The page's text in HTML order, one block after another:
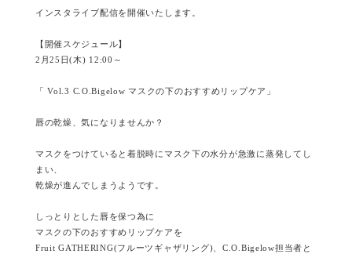
インスタライブ配信を開催いたします。
【開催スケジュール】
2月25日(木) 12:00～
「 Vol.3 C.O.Bigelow マスクの下のおすすめリップケア」
唇の乾燥、気になりませんか？
マスクをつけていると着脱時にマスク下の水分が急激に蒸発してし
まい、
乾燥が進んでしまうようです。
しっとりとした唇を保つ為に
マスクの下のおすすめリップケアを
Fruit GATHERING(フルーツギャザリング)、C.O.Bigelow担当者と